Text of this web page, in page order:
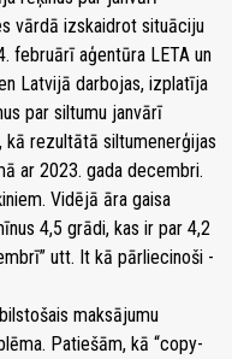
vārdā izskaidrot situāciju
februārī aģentūra LETA un
Latvijā darbojas, izplatīja
par siltumu janvārī
rezultātā siltumenerģijas
ar 2023. gada decembri.
Vidējā āra gaisa
4,5 grādi, kas ir par 4,2
utt. It kā pārliecinoši -
maksājumu
Patiešām, kā “copy-